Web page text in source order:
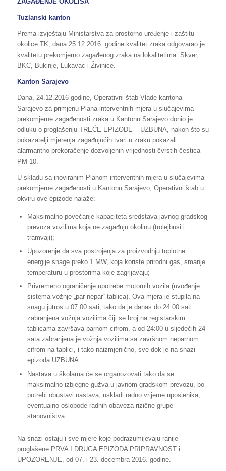
Tuzlanski kanton
Prema izvještaju Ministarstva za prostorno uređenje i zaštitu
okolice TK, dana 25.12.2016. godine kvalitet zraka odgovarao je
kvalitetu prekomjerno zagađenog zraka na lokalitetima: Skver,
BKC, Bukinje, Lukavac i Živinice.
Kanton Sarajevo
Dana, 24.12.2016 godine, Operativni štab Vlade kantona
Sarajevo za primjenu Plana interventnih mjera u slučajevima
prekomjerne zagađenosti zraka u Kantonu Sarajevo donio je
odluku o proglašenju TREĆE EPIZODE – UZBUNA, nakon što su
pokazatelji mjerenja zagađujućih tvari u zraku pokazali
alarmantno prekoračenje dozvoljenih vrijednosti čvrstih čestica
PM 10.
U skladu sa inoviranim Planom interventnih mjera u slučajevima
prekomjerne zagađenosti u Kantonu Sarajevo, Operativni štab u
okviru ove epizode nalaže:
Maksimalno povećanje kapaciteta sredstava javnog gradskog
prevoza vozilima koja ne zagađuju okolinu (trolejbusi i
tramvaji);
Upozorenje da sva postrojenja za proizvodnju toplotne
energije snage preko 1 MW, koja koriste prirodni gas, smanje
temperaturu u prostorima koje zagrijavaju;
Privremeno ograničenje upotrebe motornih vozila (uvođenje
sistema vožnje „par-nepar“ tablica). Ova mjera je stupila na
snagu jutros u 07:00 sati, tako da je danas do 24:00 sati
zabranjena vožnja vozilima čiji se broj na registarskim
tablicama završava parnom cifrom, a od 24:00 u sljedećih 24
sata zabranjena je vožnja vozilima sa završnom neparnom
cifrom na tablici, i tako naizmjenično, sve dok je na snazi
epizoda UZBUNA.
Nastava u školama će se organozovati tako da se:
maksimalno izbjegne gužva u javnom gradskom prevozu, po
potrebi obustavi nastava, uskladi radno vrijeme uposlenika,
eventualno oslobode radnih obaveza rizične grupe
stanovništva.
Na snazi ostaju i sve mjere koje podrazumijevaju ranije
proglašene PRVA I DRUGA EPIZODA PRIPRAVNOST i
UPOZORENJE, od 07. i 23. decembra 2016. godine.